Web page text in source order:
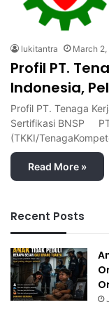
lukitantra March
Profil PT.
Indonesia,
Profil PT. Tenaga
Sertifikasi BNSP
(TKKI/
Read More »
Recent Posts